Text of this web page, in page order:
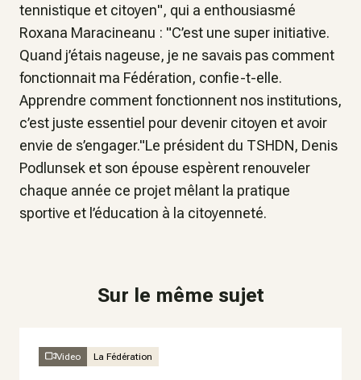
tennistique et citoyen", qui a enthousiasmé
Roxana Maracineanu : "C’est une super initiative.
Quand j’étais nageuse, je ne savais pas comment
fonctionnait ma Fédération, confie-t-elle.
Apprendre comment fonctionnent nos institutions,
c’est juste essentiel pour devenir citoyen et avoir
envie de s’engager."Le président du TSHDN, Denis
Podlunsek et son épouse espèrent renouveler
chaque année ce projet mêlant la pratique
sportive et l’éducation à la citoyenneté.
Sur le même sujet
Video La Fédération